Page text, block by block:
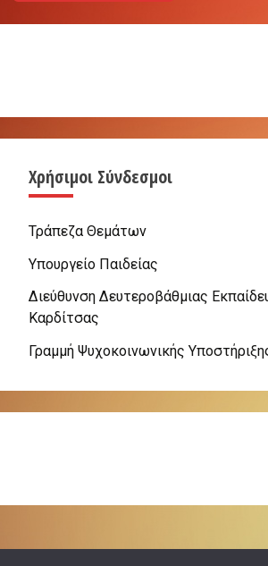
Χρήσιμοι Σύνδεσμοι
Τράπεζα Θεμάτων
Υπουργείο Παιδείας
Διεύθυνση Δευτεροβάθμιας
Καρδίτσας
Γραμμή Ψυχοκοινωνικής